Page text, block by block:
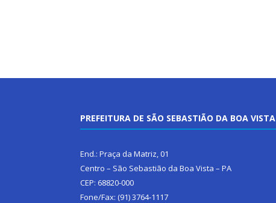
PREFEITURA DE SÃO SEBASTIÃO DA BOA VISTA
End.: Praça da Matriz, 01
Centro – São Sebastião da Boa Vista – PA
CEP: 68820-000
Fone/Fax: (91) 3764-1117